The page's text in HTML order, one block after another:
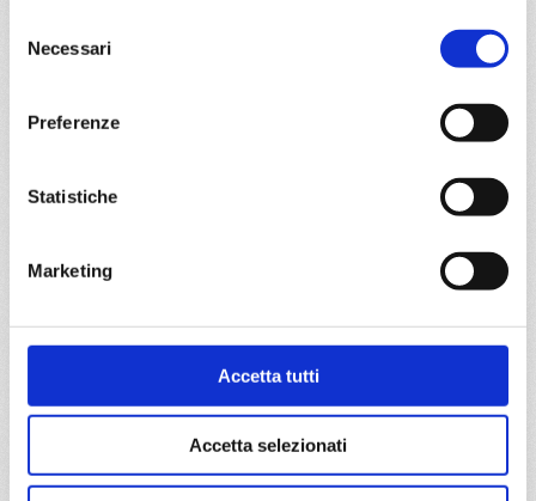
delNecessari
Preferenze
Statistiche
Marketing
Accetta tutti
Accetta selezionati